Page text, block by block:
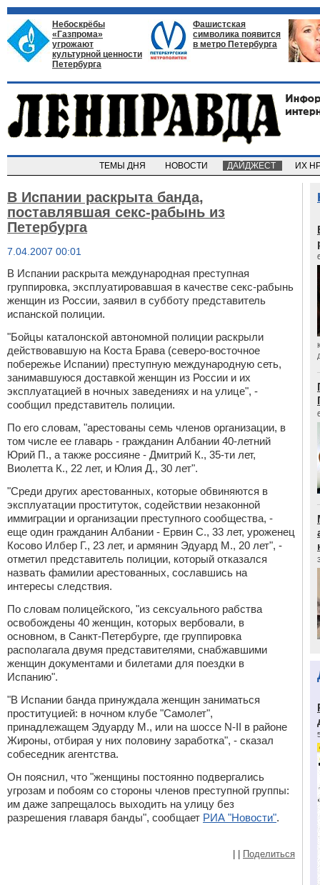
Небоскрёбы
«Газпрома»
угрожают
культурной ценности
Петербурга
Фашистская
символика появится
в метро Петербурга
ТЕМЫ ДНЯ НОВОСТИ ДАЙДЖЕСТ ИХ
В Испании раскрыта банда,
поставлявшая секс-рабынь из
Петербурга
7.04.2007 00:01
В Испании раскрыта международная преступная
группировка, эксплуатировавшая в качестве секс-рабынь
женщин из России, заявил в субботу представитель
испанской полиции.
"Бойцы каталонской автономной полиции раскрыли
действовавшую на Коста Брава (северо-восточное
побережье Испании) преступную международную сеть,
занимавшуюся доставкой женщин из России и их
эксплуатацией в ночных заведениях и на улице", -
сообщил представитель полиции.
По его словам, "арестованы семь членов организации, в
том числе ее главарь - гражданин Албании 40-летний
Юрий П., а также россияне - Дмитрий К., 35-ти лет,
Виолетта К., 22 лет, и Юлия Д., 30 лет".
"Среди других арестованных, которые обвиняются в
эксплуатации проституток, содействии незаконной
иммиграции и организации преступного сообщества, -
еще один гражданин Албании - Ервин С., 33 лет, уроженец
Косово Илбер Г., 23 лет, и армянин Эдуард М., 20 лет", -
отметил представитель полиции, который отказался
назвать фамилии арестованных, сославшись на
интересы следствия.
По словам полицейского, "из сексуального рабства
освобождены 40 женщин, которых вербовали, в
основном, в Санкт-Петербурге, где группировка
располагала двумя представителями, снабжавшими
женщин документами и билетами для поездки в
Испанию".
"В Испании банда принуждала женщин заниматься
проституцией: в ночном клубе "Самолет",
принадлежащем Эдуарду М., или на шоссе N-II в районе
Жироны, отбирая у них половину заработка", - сказал
собеседник агентства.
Он пояснил, что "женщины постоянно подвергались
угрозам и побоям со стороны членов преступной группы:
им даже запрещалось выходить на улицу без
разрешения главаря банды", сообщает РИА "Новости".
Поделиться